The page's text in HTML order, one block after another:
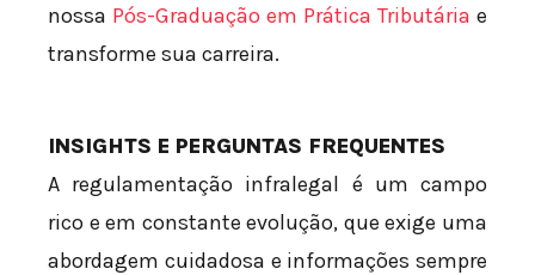
nossa Pós-Graduação em Prática Tributária e
transforme sua carreira.
INSIGHTS E PERGUNTAS FREQUENTES
A regulamentação infralegal é um campo
rico e em constante evolução, que exige uma
abordagem cuidadosa e informações sempre